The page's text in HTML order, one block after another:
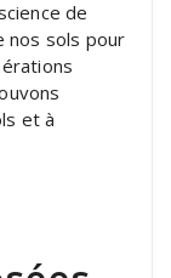
de
nos sols pour
et à